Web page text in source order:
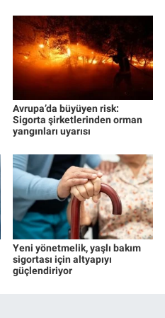
Avrupa’da büyüyen risk:
Sigorta şirketlerinden orman
yangınları uyarısı
Yeni yönetmelik, yaşlı bakım
sigortası için altyapıyı
güçlendiriyor